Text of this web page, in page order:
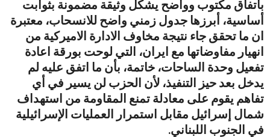
باتفاق مكتوب وواضح يشكل وثيقة مضمونة بثوابت
أساسية، أبرزها جدول زمني واضح للانسحاب، معتبرة
ان ما تحقق جاء نتيجة مخاوف الادارة الاميركية من
انهيار مفاوضاتها مع ايران، التي لوحت بورقة اعادة
تفعيل وحدة الساحات، خاتمة، بأن ما اتفق عليه لم
يدخل بعد حيز التنفيذ، لأن الحزب لن يسير في أي
تفاهم يقوم على معادلة تمنع المقاومة من استهداف
شمال إسرائيل مقابل استمرار العمليات الإسرائيلية
في الجنوب اللبناني.